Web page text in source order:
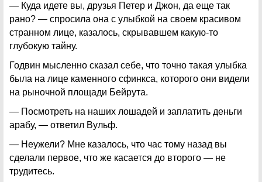
— Куда идете вы, друзья Петер и Джон, да еще так
рано? — спросила она с улыбкой на своем красивом
странном лице, казалось, скрывавшем какую-то
глубокую тайну.
Годвин мысленно сказал себе, что точно такая улыбка
была на лице каменного сфинкса, которого они видели
на рыночной площади Бейрута.
— Посмотреть на наших лошадей и заплатить деньги
арабу, — ответил Вульф.
— Неужели? Мне казалось, что час тому назад вы
сделали первое, что же касается до второго — не
трудитесь.